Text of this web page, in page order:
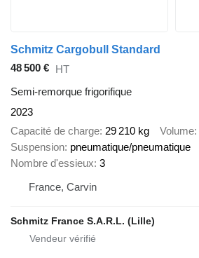
Schmitz Cargobull Standard
48 500 € HT
Semi-remorque frigorifique
2023
Capacité de charge 29 210 kg Volume
Suspension pneumatique/pneumatique
Nombre d'essieux 3
France, Carvin
Schmitz France S.A.R.L. (Lille)